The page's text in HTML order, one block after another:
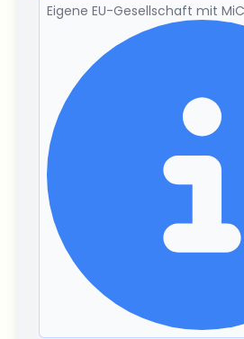
Eigene EU-Gesellschaft mit